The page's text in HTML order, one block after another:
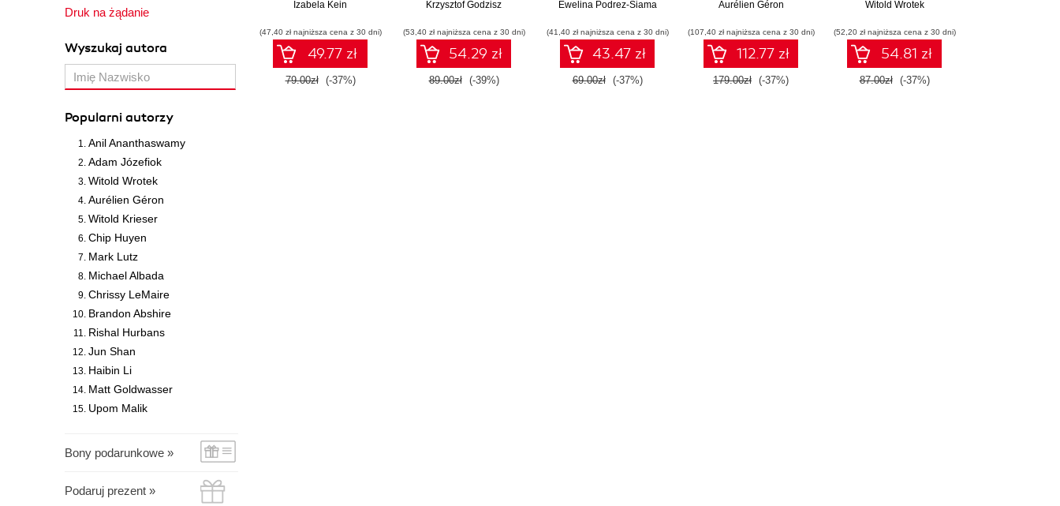
Druk na żądanie
Wyszukaj autora
Popularni autorzy
Anil Ananthaswamy
Adam Józefiok
Witold Wrotek
Aurélien Géron
Witold Krieser
Chip Huyen
Mark Lutz
Michael Albada
Chrissy LeMaire
Brandon Abshire
Rishal Hurbans
Jun Shan
Haibin Li
Matt Goldwasser
Upom Malik
Bony podarunkowe »
Podaruj prezent »
ćwiczenia
Izabela Kein
(47,40 zł najniższa cena z 30 dni)
49.77 zł
79.00zł (-37%)
LAN i WLAN
Krzysztof Godzisz
(53,40 zł najniższa cena z 30 dni)
54.29 zł
89.00zł (-39%)
wyszukiwania
Ewelina Podrez-Siama
(41,40 zł najniższa cena z 30 dni)
43.47 zł
69.00zł (-37%)
Wydanie III
Aurélien Géron
(107,40 zł najniższa cena z 30 dni)
112.77 zł
179.00zł (-37%)
konstruktora
Witold Wrotek
(52,20 zł najniższa cena z 30 dni)
54.81 zł
87.00zł (-37%)